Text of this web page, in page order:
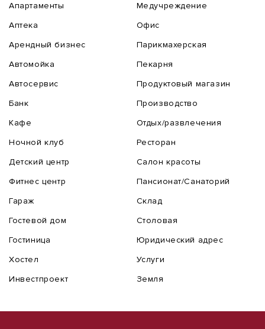
Апартаменты
Аптека
Арендный бизнес
Автомойка
Автосервис
Банк
Кафе
Ночной клуб
Детский центр
Фитнес центр
Гараж
Гостевой дом
Гостиница
Хостел
Инвестпроект
Медучреждение
Офис
Парикмахерская
Пекарня
Продуктовый магазин
Производство
Отдых/развлечения
Ресторан
Салон красоты
Пансионат/Санаторий
Склад
Столовая
Юридический адрес
Услуги
Земля